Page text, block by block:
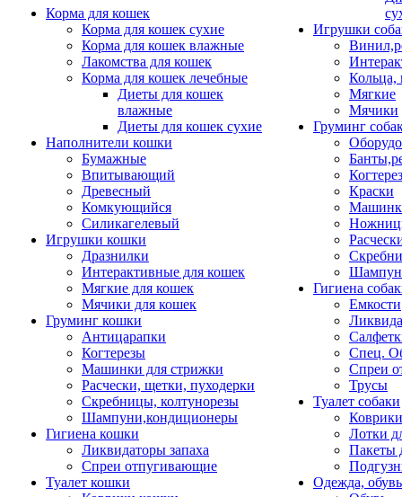
Корма для кошек
Корма для кошек сухие
Корма для кошек влажные
Лакомства для кошек
Корма для кошек лечебные
Диеты для кошек
влажные
Диеты для кошек сухие
Наполнители кошки
Бумажные
Впитывающий
Древесный
Комкующийся
Силикагелевый
Игрушки кошки
Дразнилки
Интерактивные для кошек
Мягкие для кошек
Мячики для кошек
Груминг кошки
Антицарапки
Когтерезы
Машинки для стрижки
Расчески, щетки, пуходерки
Скребницы, колтунорезы
Шампуни,кондиционеры
Гигиена кошки
Ликвидаторы запаха
Спреи отпугивающие
Туалет кошки
Игрушки
Кольца,
Мягкие
Мячики
Груминг
Краски
Гигиена
Емкости
Спец.
Спреи
Трусы
Туалет собаки
Коврики
Лотки
Пакеты
Одежда, обувь